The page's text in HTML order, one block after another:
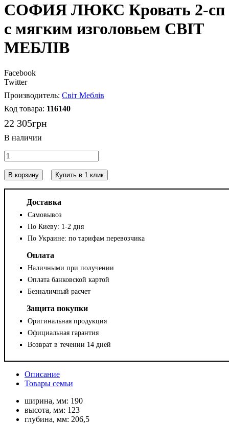
СОФИЯ ЛЮКС Кровать 2-сп
с мягким изголовьем СВІТ
МЕБЛІВ
Facebook
Twitter
Світ Меблів
116140
22 305грн
В корзину Купить в 1 клик
Доставка
Самовывоз
По Киеву: 1-2 дня
По Украине: по тарифам перевозчика
Оплата
Наличными при получении
Оплата банковской картой
Безналичный расчет
Защита покупки
Оригинальная продукция
Официальная гарантия
Возврат в течении 14 дней
Описание
Товары семьи
ширина, мм: 190
высота, мм: 123
глубина, мм: 206,5